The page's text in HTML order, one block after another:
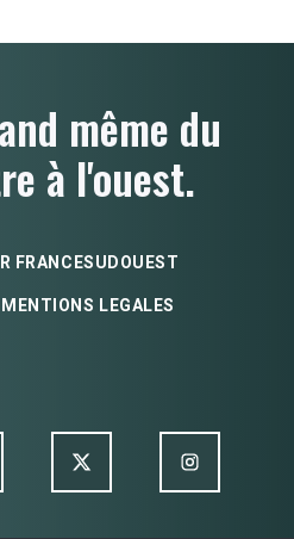
même du
à l'ouest.
FRANCESUDOUEST
MENTIONS LEGALES